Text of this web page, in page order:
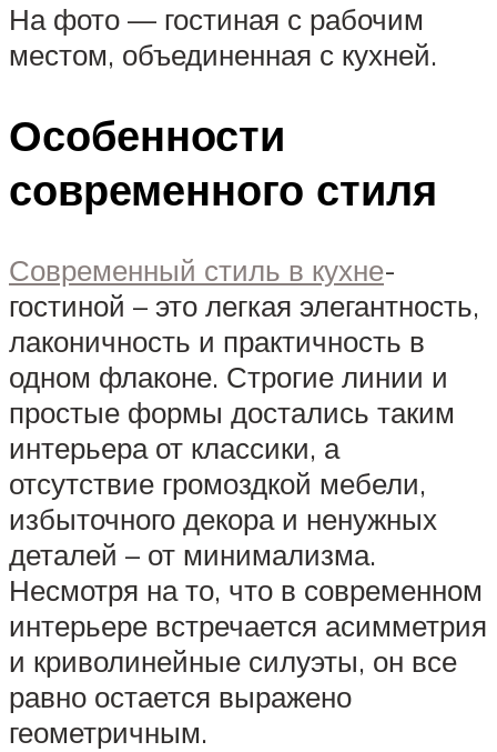
На фото — гостиная с рабочим
местом, объединенная с кухней.
Особенности
современного стиля
Современный стиль в кухне-
гостиной – это легкая элегантность,
лаконичность и практичность в
одном флаконе. Строгие линии и
простые формы достались таким
интерьера от классики, а
отсутствие громоздкой мебели,
избыточного декора и ненужных
деталей – от минимализма.
Несмотря на то, что в современном
интерьере встречается асимметрия
и криволинейные силуэты, он все
равно остается выражено
геометричным.